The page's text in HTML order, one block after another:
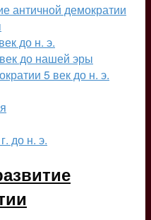
античной демократии
до н. э.
до нашей эры
5 век до н. э.
до н. э.